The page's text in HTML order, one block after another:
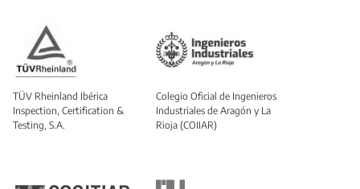
TÜV Rheinland Ibérica
Inspection, Certification &
Testing, S.A.
Colegio Oficial de Ingenieros
Industriales de Aragón y La
Rioja (COIIAR)